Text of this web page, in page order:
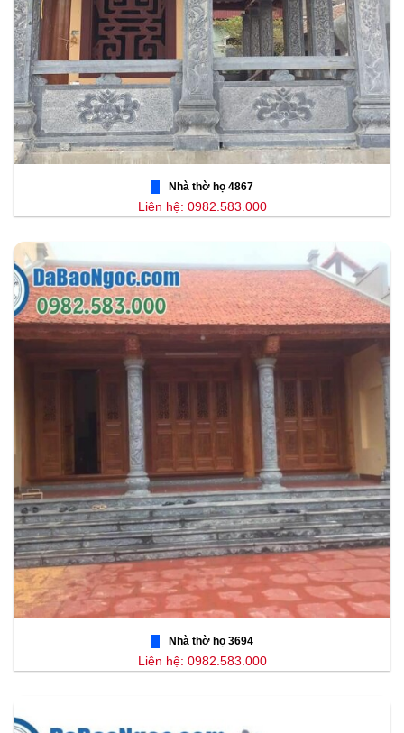
Nhà thờ họ 4867
Liên hệ: 0982.583.000
Nhà thờ họ 3694
Liên hệ: 0982.583.000